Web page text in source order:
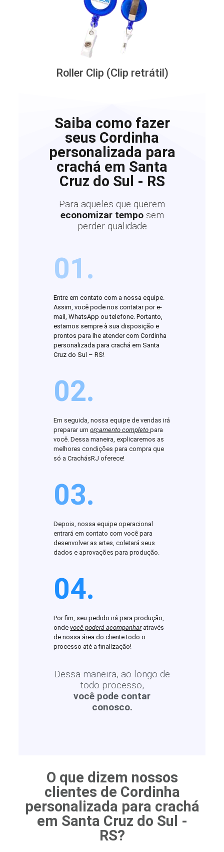
Roller Clip (Clip retrátil)
Saiba como fazer
seus Cordinha
personalizada para
crachá em Santa
Cruz do Sul - RS
Para aqueles que querem
economizar tempo sem
perder qualidade
01.
Entre em contato com a nossa equipe.
Assim, você pode nos contatar por e-
mail, WhatsApp ou telefone. Portanto,
estamos sempre à sua disposição e
prontos para lhe atender com Cordinha
personalizada para crachá em Santa
Cruz do Sul – RS!
02.
Em seguida, nossa equipe de vendas irá
preparar umorçamento completopara
você. Dessa maneira, explicaremos as
melhores condições para compra que
só a CrachásRJ oferece!
03.
Depois, nossa equipe operacional
entrará em contato com você para
desenvolver as artes, coletará seus
dados e aprovações para produção.
04.
Por fim, seu pedido irá para produção,
ondevocê poderá acompanharatravés
de nossa área do cliente todo o
processo até a finalização!
Dessa maneira, ao longo de
todo processo,
você pode contar
conosco.
O que dizem nossos
clientes de Cordinha
personalizada para crachá
em Santa Cruz do Sul -
RS?